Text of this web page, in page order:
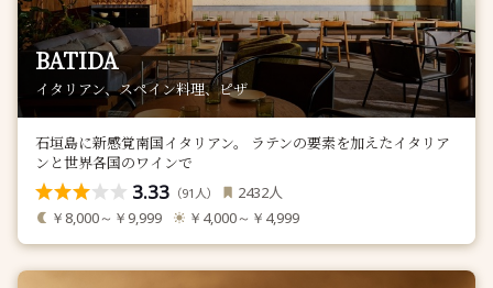
BATIDA
イタリアン、スペイン料理、ピザ
石垣島に新感覚南国イタリアン。 ラテンの要素を加えたイタリア
ンと世界各国のワインで
3.33 （91 人） 2432人
￥8,000～￥9,999 ￥4,000～￥4,999